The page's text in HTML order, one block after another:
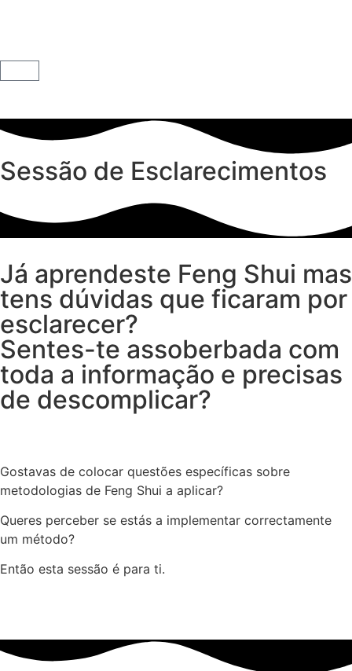
Sessão de Esclarecimentos
Já aprendeste Feng Shui mas
tens dúvidas que ficaram por
esclarecer?
Sentes-te assoberbada com
toda a informação e precisas
de descomplicar?
Gostavas de colocar questões específicas sobre
metodologias de Feng Shui a aplicar?
Queres perceber se estás a implementar correctamente
um método?
Então esta sessão é para ti.